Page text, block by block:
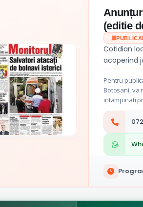
(editie
Cotidian
acoperind
Pentru
Botosani, va
intampinati